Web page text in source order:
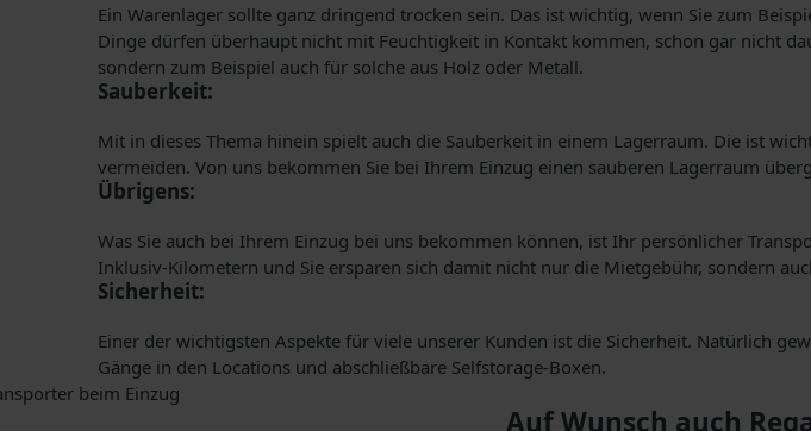
Ein Warenlager sollte ganz dringend trocken sein. Das ist wichtig, wenn Sie zum
Dinge dürfen überhaupt nicht mit Feuchtigkeit in Kontakt kommen, schon gar nicht
sondern zum Beispiel auch für solche aus Holz oder Metall.
Sauberkeit:
Mit in dieses Thema hinein spielt auch die Sauberkeit in einem Lagerraum. Die ist
vermeiden. Von uns bekommen Sie bei Ihrem Einzug einen sauberen Lagerraum
Übrigens:
Was Sie auch bei Ihrem Einzug bei uns bekommen können, ist Ihr persönlicher
Inklusiv-Kilometern und Sie ersparen sich damit nicht nur die Mietgebühr, sondern
Sicherheit:
Einer der wichtigsten Aspekte für viele unserer Kunden ist die Sicherheit. Natürlich
Gänge in den Locations und abschließbare Selfstorage-Boxen.
Auf Wunsch auch